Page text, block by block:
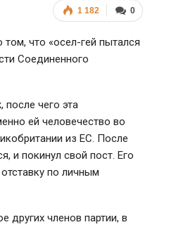
0
1 182
что «осел-гей пытался
Соединенного
чего эта
ей человечество во
из ЕС. После
и покинул свой пост. Его
по личным
других членов партии, в